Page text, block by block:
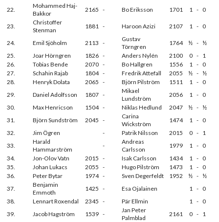
22.
Mohammed Haj-
Bakkor
2165 - Bo Eriksson 1701 1 - 0
23.
Christoffer
Stenman
1881 - Haroon Azizi 2107 1 - 0
24. Emil Sjöholm 2113 -
Gustav
Törngren
1764 ½ - ½
25.
Joar Hörngren 1826 - Anders Nylén 2100 0 - 1
26.
Tobias Bende 2070 - Bo Hallgren 1556 1 - 0
27.
Schahin Rajab 1804 - Fredrik Attefall 2055 ½ - ½
28.
Henryk Dolata 2065 - Björn Pilström 1511 1 - 0
29.
Daniel Adolfsson 1807 -
Mikael
Lundström
2056 1 - 0
30.
Max Henricson 1504 - Niklas Hedlund 2047 ½ - ½
31.
Björn Sundström 2045 -
Carina
Wickström
1474 1 - 0
32.
Jim Ögren - Patrik Nilsson 2015 0 - 1
33.
Harald
Hammarström
-
Andreas
Carlsson
1979 1 - 0
34.
Jon-Olov Vatn 2015 - Isak Carlsson 1434 1 - 0
35.
Johan Lukacs 2055 - Hugo Pilström 1473 1 - 0
36.
Peter Bytar 1974 - Sven Degerfeldt 1952 ½ - ½
37.
Benjamin
Emmoth
1425 - Esa Ojalainen 1 - 0
38.
Lennart Roxendal 2345 - Pär Ellmin 1 - 0
39.
Jacob Hagström 1539 -
Jan Peter
Palmblad
2161 0 - 1